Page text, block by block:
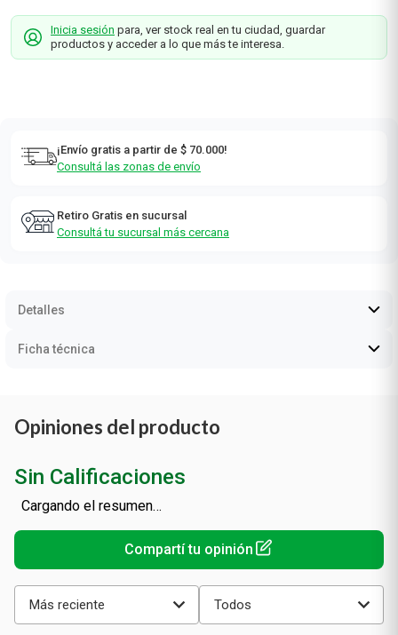
Inicia sesión para, ver stock real en tu ciudad, guardar
productos y acceder a lo que más te interesa.
¡Envío gratis a partir de $ 70.000!
Consultá las zonas de envío
Retiro Gratis en sucursal
Consultá tu sucursal más cercana
Detalles
Ficha técnica
Opiniones del producto
Sin Calificaciones
Cargando el resumen…
Más reciente Todos